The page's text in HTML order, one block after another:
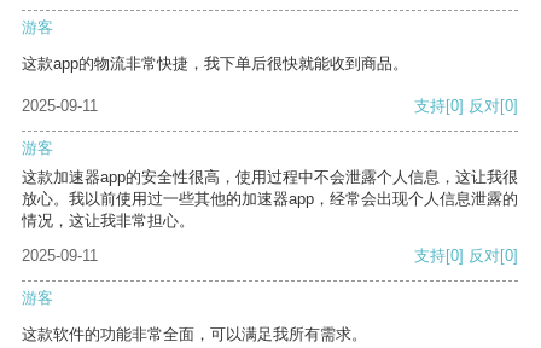
游客
这款app的物流非常快捷，我下单后很快就能收到商品。
2025-09-11 支持[0] 反对[0]
游客
这款加速器app的安全性很高，使用过程中不会泄露个人信息，这让我很
放心。我以前使用过一些其他的加速器app，经常会出现个人信息泄露的
情况，这让我非常担心。
2025-09-11
支持[0] 反对[0]
游客
这款软件的功能非常全面，可以满足我所有需求。